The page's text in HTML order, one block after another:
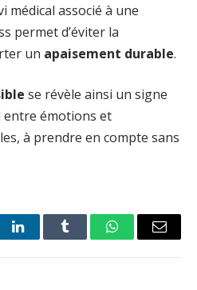
médical associé à une
permet d’éviter la
un apaisement durable.
se révèle ainsi un signe
émotions et
à prendre en compte sans
LinkedInTumblr WhatsAppEmail